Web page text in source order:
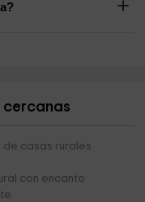
cercanas
de casas rurales
con encanto